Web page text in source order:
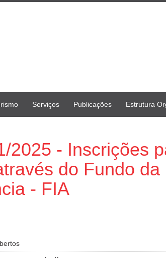
Serviços Publicações Estrutura
2025 - Inscrições
do Fundo da
- FIA